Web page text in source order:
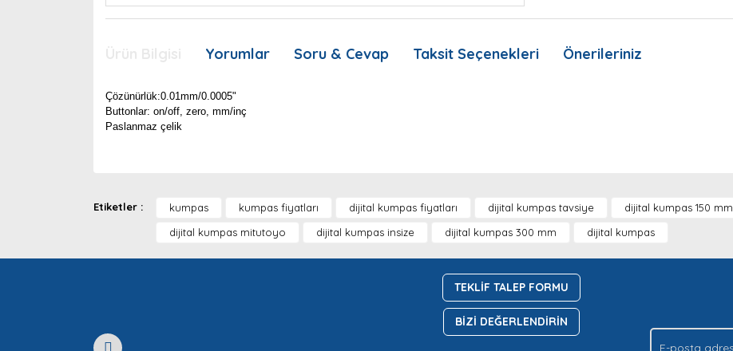
Yorumlar Soru & Cevap Taksit Seçenekleri Önerileriniz
Çözünürlük:0.01mm/0.0005"
Buttonlar: on/off, zero, mm/inç
Paslanmaz çelik
Yorum Yaz
Soru Sor
Etiketler : kumpas kumpas fiyatları dijital kumpas fiyatları dijital kumpas tavsiye dijital kumpas 150 mm
dijital kumpas mitutoyo
dijital kumpas insize dijital kumpas 300 mm dijital kumpas
TEKLİF TALEP FORMU
BİZİ DEĞERLENDİRİN